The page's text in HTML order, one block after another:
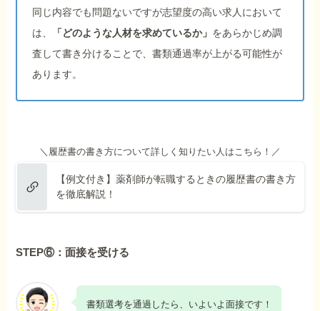
同じ内容でも問題ないですが志望度の高い求人において
は、
「どのような人材を求めているか」 をあらかじめ調
査して書き分けることで、書類通過率が上がる可能性が
あります。
＼履歴書の書き方について詳しく知りたい人はこちら！／
【例文付き】薬剤師が転職するときの履歴書の書き方
を徹底解説！
STEP⑥：面接を受ける
書類選考を通過したら、いよいよ面接です！